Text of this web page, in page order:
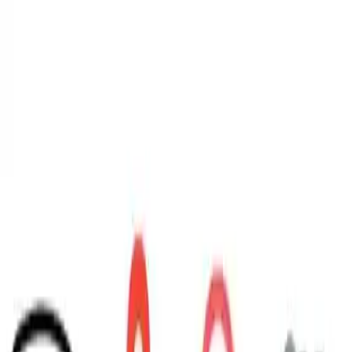
İlham Veren Yazılar
Volnet V7 Akıllı Çocuk Saati Güvenlik ve Teknoloji Birliği
Yapan Yenilikçi Model